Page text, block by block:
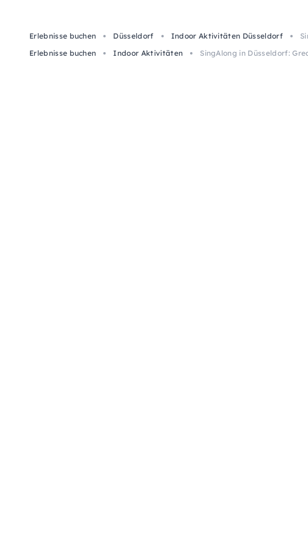
Erlebnisse buchen Düsseldorf Indoor Aktivitäten Düsseldorf
Erlebnisse buchen
Indoor Aktivitäten SingAlong in Düsseldorf: